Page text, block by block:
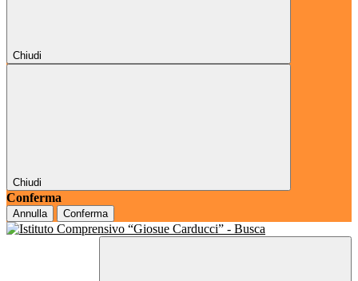
Chiudi
Chiudi
Conferma
Annulla Conferma